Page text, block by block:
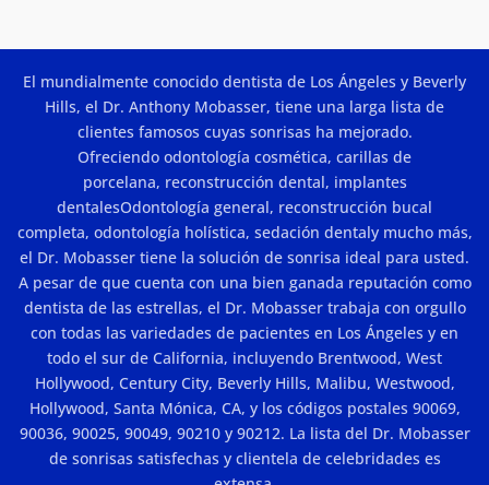
porcelana
Los
El mundialmente conocido dentista de Los Ángeles y Beverly
Hills, el Dr. Anthony Mobasser, tiene una larga lista de
clientes famosos cuyas sonrisas ha mejorado.
Ofreciendo odontología cosmética, carillas de
porcelana, reconstrucción dental, implantes
dentalesOdontología general, reconstrucción bucal
completa, odontología holística, sedación dentaly mucho más,
el Dr. Mobasser tiene la solución de sonrisa ideal para usted.
A pesar de que cuenta con una bien ganada reputación como
dentista de las estrellas, el Dr. Mobasser trabaja con orgullo
con todas las variedades de pacientes en Los Ángeles y en
todo el sur de California, incluyendo Brentwood, West
Hollywood, Century City, Beverly Hills, Malibu, Westwood,
Hollywood, Santa Mónica, CA, y los códigos postales 90069,
90036, 90025, 90049, 90210 y 90212. La lista del Dr. Mobasser
de sonrisas satisfechas y clientela de celebridades es